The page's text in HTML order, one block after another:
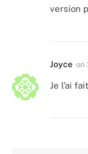
version
Joyce on
Je l’ai